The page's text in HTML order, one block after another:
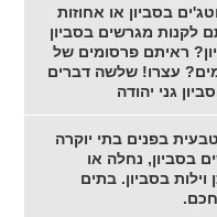
בסביון או אחוזות
לקנות מגרשים בסביון
ראיתם פרסומים של
עצרו! שלשה דברים
גני יהודה
בפנים בתי יוקרה
בסביון, נחלה או
וילות בסביון. בתים
חכם.